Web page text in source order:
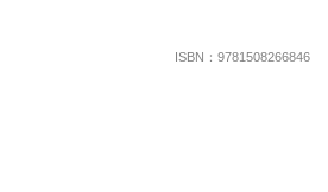
ISBN：9781508266846